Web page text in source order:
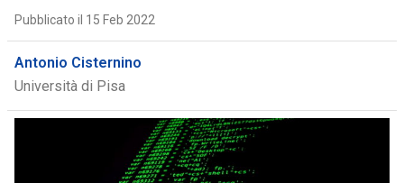
Pubblicato il 15 Feb 2022
Antonio Cisternino
Università di Pisa